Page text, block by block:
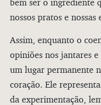
nossos pratos e nossas
Assim, enquanto o
opiniões nos jantares
um lugar permanente
coração. Ele
da experimentação,